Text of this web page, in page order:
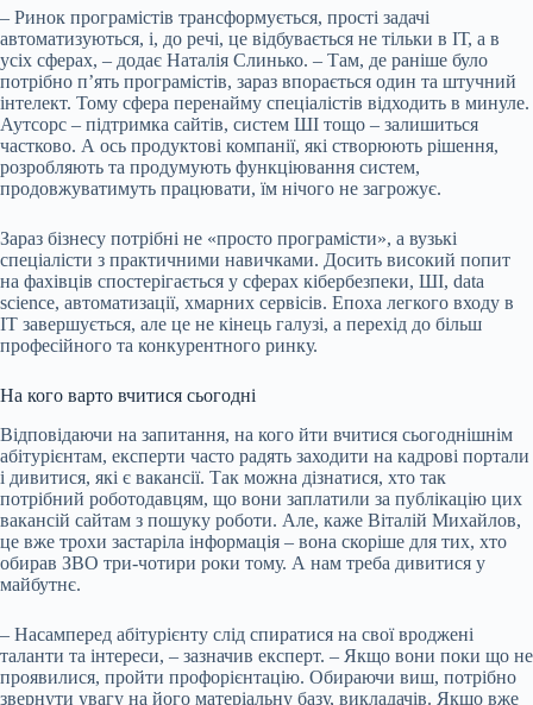
– Ринок програмістів трансформується, прості задачі
автоматизуються, і, до речі, це відбувається не тільки в ІТ, а в
усіх сферах, – додає Наталія Слинько. – Там, де раніше було
потрібно п’ять програмістів, зараз впорається один та штучний
інтелект. Тому сфера перенайму спеціалістів відходить в минуле.
Аутсорс – підтримка сайтів, систем ШІ тощо – залишиться
частково. А ось продуктові компанії, які створюють рішення,
розробляють та продумують функціювання систем,
продовжуватимуть працювати, їм нічого не загрожує.
Зараз бізнесу потрібні не «просто програмісти», а вузькі
спеціалісти з практичними навичками. Досить високий попит
на фахівців спостерігається у сферах кібербезпеки, ШI, data
science, автоматизації, хмарних сервісів. Епоха легкого входу в
IT завершується, але це не кінець галузі, а перехід до більш
професійного та конкурентного ринку.
На кого варто вчитися сьогодні
Відповідаючи на запитання, на кого йти вчитися сьогоднішнім
абітурієнтам, експерти часто радять заходити на кадрові портали
і дивитися, які є вакансії. Так можна дізнатися, хто так
потрібний роботодавцям, що вони заплатили за публікацію цих
вакансій сайтам з пошуку роботи. Але, каже Віталій Михайлов,
це вже трохи застаріла інформація – вона скоріше для тих, хто
обирав ЗВО три-чотири роки тому. А нам треба дивитися у
майбутнє.
– Насамперед абітурієнту слід спиратися на свої вроджені
таланти та інтереси, – зазначив експерт. – Якщо вони поки що не
проявилися, пройти профорієнтацію. Обираючи виш, потрібно
звернути увагу на його матеріальну базу, викладачів. Якщо вже